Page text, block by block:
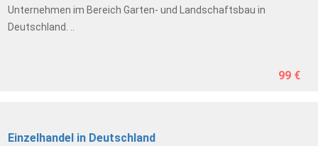
Unternehmen im Bereich Garten- und Landschaftsbau in
Deutschland. ..
99 €
Einzelhandel in Deutschland